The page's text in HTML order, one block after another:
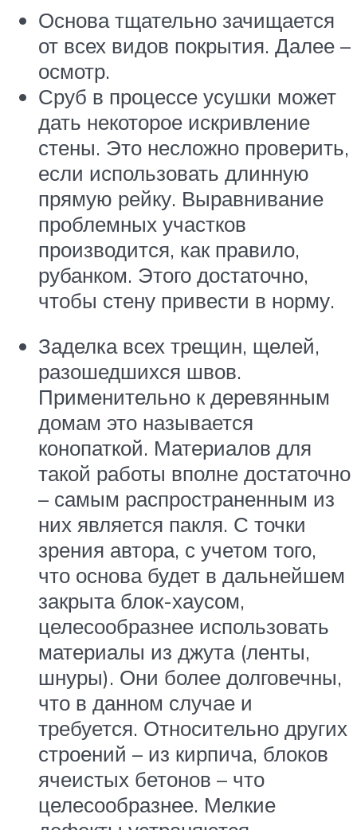
Основа тщательно зачищается
от всех видов покрытия. Далее –
осмотр.
Сруб в процессе усушки может
дать некоторое искривление
стены. Это несложно проверить,
если использовать длинную
прямую рейку. Выравнивание
проблемных участков
производится, как правило,
рубанком. Этого достаточно,
чтобы стену привести в норму.
Заделка всех трещин, щелей,
разошедшихся швов.
Применительно к деревянным
домам это называется
конопаткой. Материалов для
такой работы вполне достаточно
– самым распространенным из
них является пакля. С точки
зрения автора, с учетом того,
что основа будет в дальнейшем
закрыта блок-хаусом,
целесообразнее использовать
материалы из джута (ленты,
шнуры). Они более долговечны,
что в данном случае и
требуется. Относительно других
строений – из кирпича, блоков
ячеистых бетонов – что
целесообразнее. Мелкие